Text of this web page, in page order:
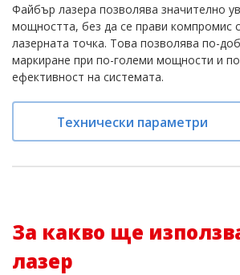
Файбър лазера позволява значително
мощността, без да се прави компромис
лазерната точка. Това позволява по-
маркиране при по-големи мощности и
ефективност на системата.
Технически параметри
За какво ще
лазер